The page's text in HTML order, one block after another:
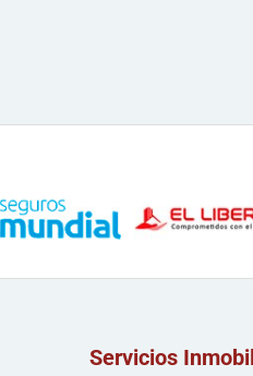
Servicios